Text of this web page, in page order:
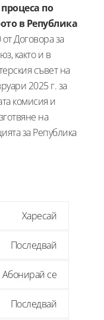
по
в Република
Договора за
както и в
съвет на
2025 г. за
комисия и
на
за Република
Харесай
Последвай
Абонирай се
Последвай